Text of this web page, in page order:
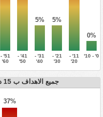
5% 5%
0%
51' -
60'
41' -
50'
31' -
40'
21' -
30'
11' -
20'
0' - 10'
جميع الاهداف ب 15 دقيقة
37%